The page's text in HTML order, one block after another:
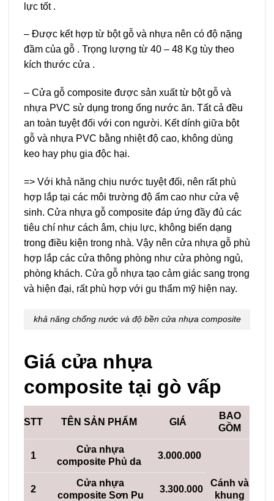
lực tốt .
– Được kết hợp từ bột gỗ và nhựa nên có độ nặng
đầm của gỗ . Trọng lượng từ 40 – 48 Kg tùy theo
kích thước cửa .
– Cửa gỗ composite được sản xuất từ bột gỗ và
nhựa PVC sử dụng trong ống nước ăn. Tất cả đều
an toàn tuyệt đối với con người. Kết dính giữa bột
gỗ và nhựa PVC bằng nhiệt độ cao, không dùng
keo hay phụ gia độc hại.
=> Với khả năng chịu nước tuyệt đối, nên rất phù
hợp lắp tại các môi trường độ ẩm cao như cửa vệ
sinh. Cửa nhựa gỗ composite đáp ứng đầy đủ các
tiêu chí như cách âm, chịu lực, không biến dạng
trong điều kiện trong nhà. Vậy nên cửa nhựa gỗ phù
hợp lắp các cửa thông phòng như cửa phòng ngủ,
phòng khách. Cửa gỗ nhựa tạo cảm giác sang trọng
và hiện đại, rất phù hợp với gu thẩm mỹ hiện nay.
khả năng chống nước và độ bền cửa nhựa composite
Giá cửa nhựa
composite tại gò vấp
STT TÊN SẢN PHẨM GIÁ
BAO
GỒM
1
Cửa nhựa
composite Phủ da
3.000.000
Cánh và
khung
2
Cửa nhựa
composite Sơn Pu
3.300.000